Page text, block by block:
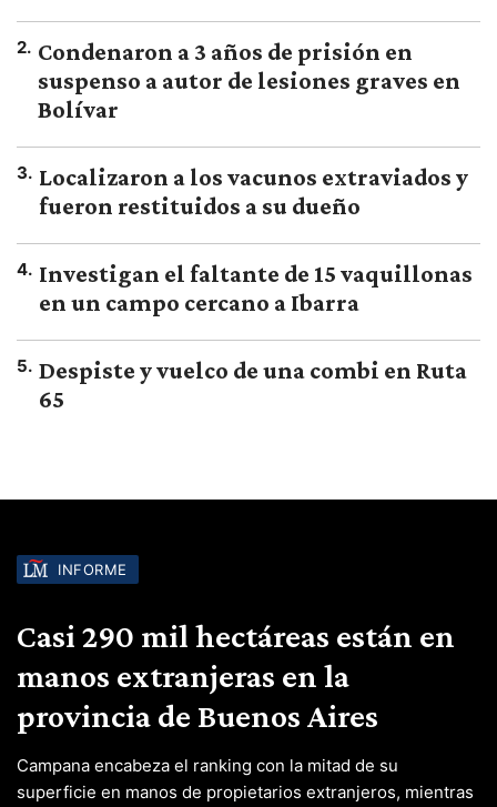
2. Condenaron a 3 años de prisión en
suspenso a autor de lesiones graves en
Bolívar
3. Localizaron a los vacunos extraviados y
fueron restituidos a su dueño
4. Investigan el faltante de 15 vaquillonas
en un campo cercano a Ibarra
5. Despiste y vuelco de una combi en Ruta
65
INFORME
Casi 290 mil hectáreas están en
manos extranjeras en la
provincia de Buenos Aires
Campana encabeza el ranking con la mitad de su
superficie en manos de propietarios extranjeros, mientras